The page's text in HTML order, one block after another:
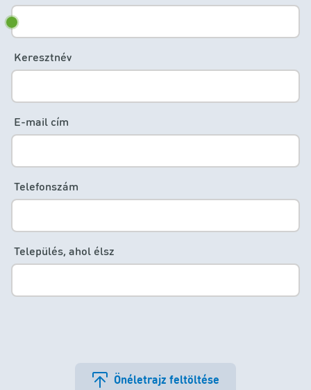
Keresztnév
E-mail cím
Telefonszám
Település, ahol élsz
Önéletrajz feltöltése